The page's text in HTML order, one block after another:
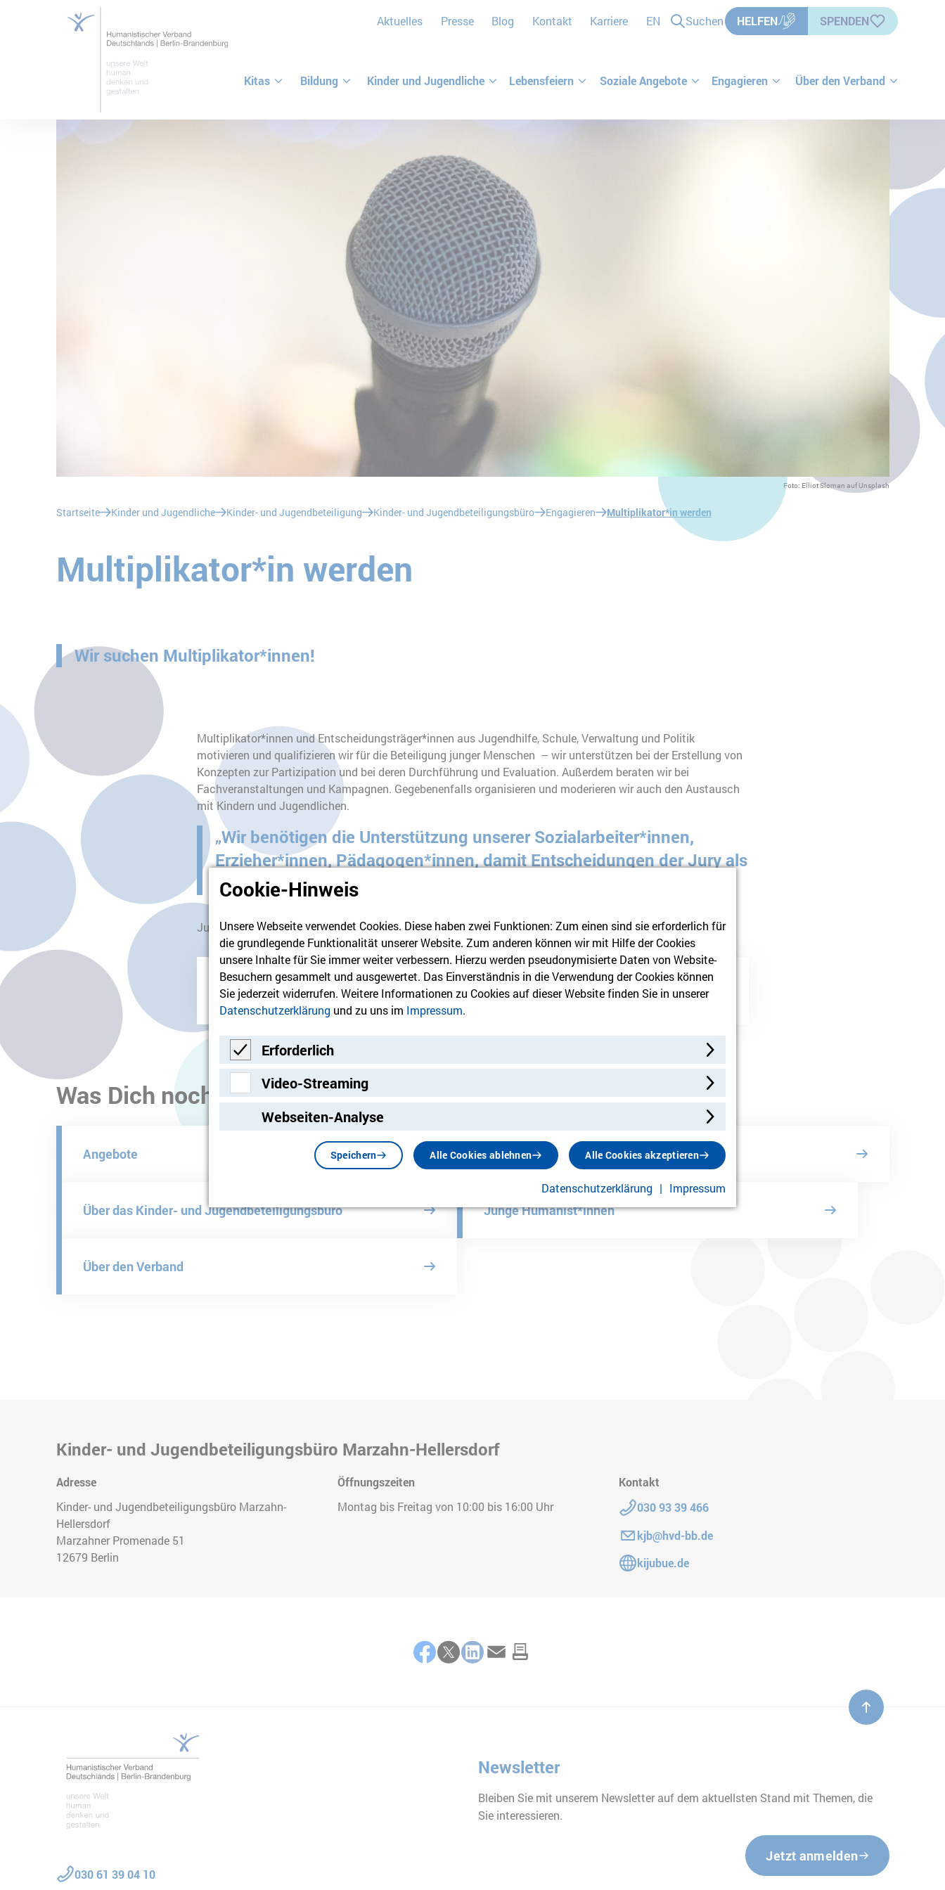
ZUM HAUPTINHALT SPRINGEN
Aktuelles Presse Blog Kontakt Karriere EN Suchen HELFEN SPENDEN
Kitas Bildung Kinder und Jugendliche Lebensfeiern Soziale Angebote Engagieren Über den Verband
Foto: Elliot Sloman auf Unsplash
Sie befinden sich hier:
Startseite Kinder und Jugendliche Kinder- und Jugendbeteiligung Kinder- und Jugendbeteiligungsbüro Engagieren Multiplikator*in werden
Multiplikator*in werden
Wir suchen Multiplikator*innen!
Multiplikator*innen und Entscheidungsträger*innen aus Jugendhilfe, Schule, Verwaltung und Politik
motivieren und qualifizieren wir für die Beteiligung junger Menschen – wir unterstützen bei der Erstellung von
Konzepten zur Partizipation und bei deren Durchführung und Evaluation. Außerdem beraten wir bei
Fachveranstaltungen und Kampagnen. Gegebenenfalls organisieren und moderieren wir auch den Austausch
mit Kindern und Jugendlichen.
„Wir benötigen die Unterstützung unserer Sozialarbeiter*innen,
Erzieher*innen, Pädagogen*innen, damit Entscheidungen der Jury als
demokratisch ausgehandelte Entscheidungen verstanden werden.“
Justin, 13 Jahre (Teilnehmer Stadtumbau Ost 2004)
Fyler Kinder- und Jugendbeteiligungsbüro Marzahn-Hellersdorf
PDF 1 MB
Was Dich noch interessieren könnte:
Angebote
Über das Kinder- und Jugendbeteiligungsbüro Junge Humanist*innen
Über den Verband
Kinder- und Jugendbeteiligungsbüro Marzahn-Hellersdorf
Adresse
Kinder- und Jugendbeteiligungsbüro Marzahn-
Hellersdorf
Marzahner Promenade 51
12679 Berlin
Öffnungszeiten
Montag bis Freitag von 10:00 bis 16:00 Uhr
Kontakt
Telefon:
030 93 39 466
E-Mail:kjb@hvd-bb.de
Gehe zur Website:
kijubue.de
030 61 39 04 10
Newsletter
Bleiben Sie mit unserem Newsletter auf dem aktuellsten Stand mit Themen, die
Sie interessieren.
Jetzt anmelden
Cookie-Hinweis
Unsere Webseite verwendet Cookies. Diese haben zwei Funktionen: Zum einen sind sie erforderlich für
die grundlegende Funktionalität unserer Website. Zum anderen können wir mit Hilfe der Cookies
unsere Inhalte für Sie immer weiter verbessern. Hierzu werden pseudonymisierte Daten von Website-
Besuchern gesammelt und ausgewertet. Das Einverständnis in die Verwendung der Cookies können
Sie jederzeit widerrufen. Weitere Informationen zu Cookies auf dieser Website finden Sie in unserer
Datenschutzerklärung und zu uns im Impressum.
Erforderlich
Erforderlich
Video-Streaming
Video-Streaming
Webseiten-Analyse
Speichern Alle Cookies ablehnen Alle Cookies akzeptieren
Datenschutzerklärung Impressum